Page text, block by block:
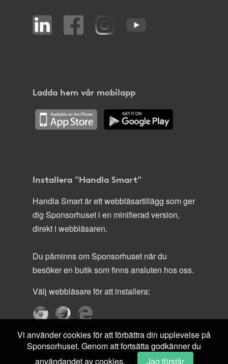
Ladda hem vår mobilapp
Installera "Handla Smart"
Handla Smart är ett webbläsartillägg som ger
dig Sponsorhuset i en minifierad version,
direkt i webbläsaren.
Du påminns om Sponsorhuset när du
besöker en butik som finns ansluten hos oss.
Välj webbläsare för att installera:
Vi använder cookies för att förbättra din upplevelse på
Sponsorhuset. Genom att fortsätta godkänner du
användandet av cookies.
Jag förstår